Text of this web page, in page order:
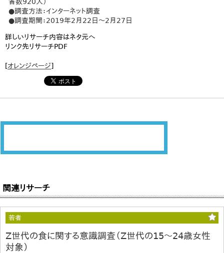
●調査方法：インターネット調査
●調査期間：2019年2月22日〜2月27日
詳しいリサーチ内容はネタ元へ
リンク先リサーチPDF
[オレンジページ]
関連リサーチ
若者
Z世代の食に関する意識調査（Z世代の15～24歳女性
対象）